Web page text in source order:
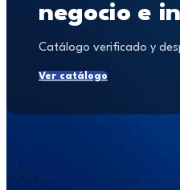
negocio e
Catálogo verificado y
Ver catálogo